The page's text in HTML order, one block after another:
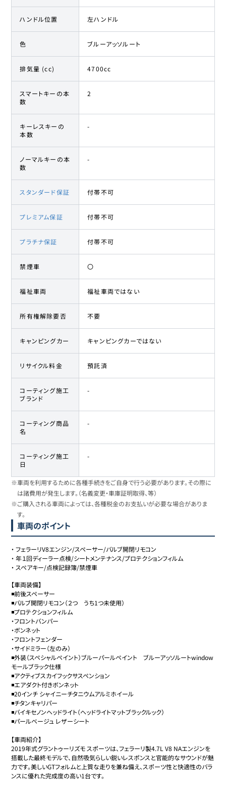
ハンドル位置 左ハンドル
色 ブルーアッソルート
排気量 (cc) 4700cc
スマートキーの本
数
2
キーレスキーの
本数
-
ノーマルキーの本
数
-
スタンダード保証 付帯不可
プレミアム保証 付帯不可
プラチナ保証 付帯不可
禁煙車 〇
福祉車両 福祉車両ではない
所有権解除要否 不要
キャンピングカー キャンピングカーではない
リサイクル料金 預託済
コーティング施工
ブランド
-
コーティング商品
名
-
コーティング施工
日
-
※車両を利用するために各種手続きをご自身で行う必要があります。その際に
は諸費用が発生します。（名義変更・車庫証明取得、等）
※ご購入される車両によっては、各種税金のお支払いが必要な場合がありま
す。
車両のポイント
・フェラーリV8エンジン/スペーサー/バルブ開閉リモコン
・年１回ディーラー点検/シートメンテナンス/プロテクションフィルム
・ スペアキー/点検記録簿/禁煙車
【車両装備】
◾️前後スペーサー
◾️バルブ開閉リモコン（２つ　うち1つ未使用）
◾️プロテクションフィルム
・フロントバンパー
・ボンネット
・フロントフェンダー
・サイドミラー（左のみ）
◾️外装（スペシャルペイント）ブルーパールペイント　ブルーアッソルートwindow
モールブラック仕様
◾️アクティブスカイフックサスペンション
◾️エアダクト付きボンネット
◾️20インチ シャイニーチタニウムアルミホイール
◾️チタンキャリパー
◾️バイキセノンヘッドライト（ヘッドライトマットブラックルック）
◾️パールベージュ レザーシート
【車両紹介】
2019年式グラントゥーリズモ スポーツは、フェラーリ製4.7L V8 NAエンジンを
搭載した最終モデルで、自然吸気らしい鋭いレスポンスと官能的なサウンドが魅
力です。美しいGTフォルムと上質な走りを兼ね備え、スポーツ性と快適性のバラ
ンスに優れた完成度の高い1台です。